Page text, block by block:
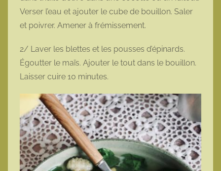
Verser l’eau et ajouter le cube de bouillon. Saler
et poivrer. Amener à frémissement.
2/ Laver les blettes et les pousses d’épinards.
Égoutter le maïs. Ajouter le tout dans le bouillon.
Laisser cuire 10 minutes.